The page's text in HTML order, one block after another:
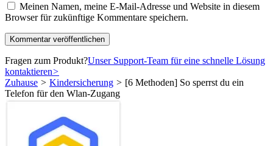
Meinen Namen, meine E-Mail-Adresse und Website in diesem
Browser für zukünftige Kommentare speichern.
Fragen zum Produkt?Unser Support-Team für eine schnelle Lösung
kontaktieren>
Zuhause > Kindersicherung > [6 Methoden] So sperrst du ein
Telefon für den Wlan-Zugang